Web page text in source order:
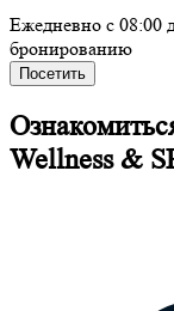
Ежедневно с 08:00
бронированию
Посетить
Wellness &